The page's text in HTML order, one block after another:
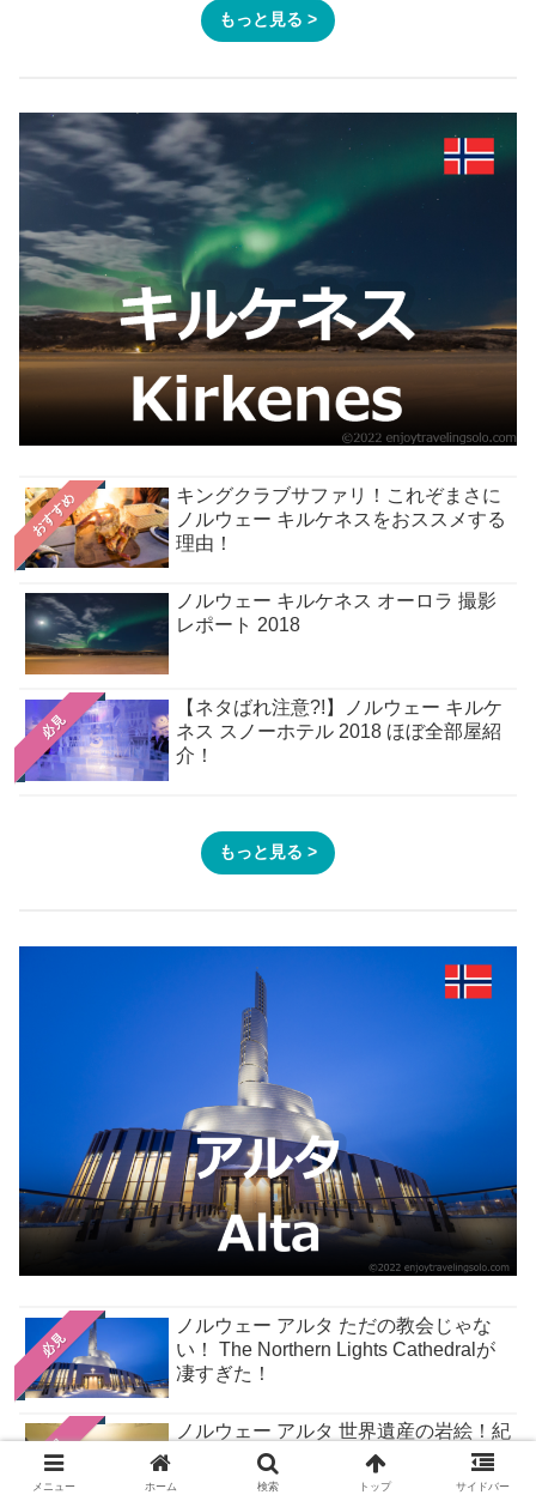
もっと見る >
おすすめ
キングクラブサファリ！これぞまさに
ノルウェー キルケネスをおススメする
理由！
ノルウェー キルケネス オーロラ 撮影
レポート 2018
必見
【ネタばれ注意?!】ノルウェー キルケ
ネス スノーホテル 2018 ほぼ全部屋紹
介！
もっと見る >
必見
ノルウェー アルタ ただの教会じゃな
い！ The Northern Lights Cathedralが
凄すぎた！
必見
ノルウェー アルタ 世界遺産の岩絵！紀
元前の北極圏の人々からメッセージを
感じ取れ！
メニュー ホーム 検索 トップ サイドバー